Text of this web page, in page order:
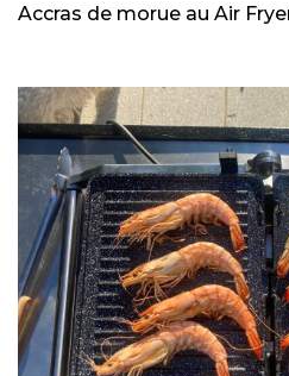
Accras de morue au Air